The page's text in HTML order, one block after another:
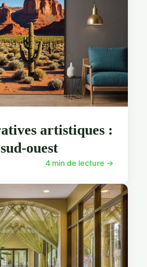
artistiques :
ouest
4 min de lecture →